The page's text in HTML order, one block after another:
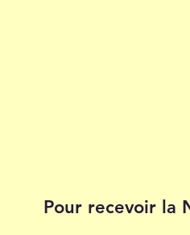
Pour recevoir la